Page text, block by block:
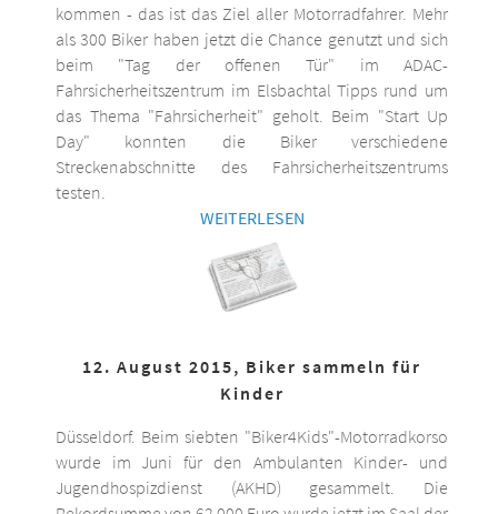
kommen - das ist das Ziel aller Motorradfahrer. Mehr
als 300 Biker haben jetzt die Chance genutzt und sich
beim "Tag der offenen Tür" im ADAC-
Fahrsicherheitszentrum im Elsbachtal Tipps rund um
das Thema "Fahrsicherheit" geholt. Beim "Start Up
Day" konnten die Biker verschiedene
Streckenabschnitte des Fahrsicherheitszentrums
testen.
WEITERLESEN
12. August 2015, Biker sammeln für
Kinder
Düsseldorf. Beim siebten "Biker4Kids"-Motorradkorso
wurde im Juni für den Ambulanten Kinder- und
Jugendhospizdienst (AKHD) gesammelt. Die